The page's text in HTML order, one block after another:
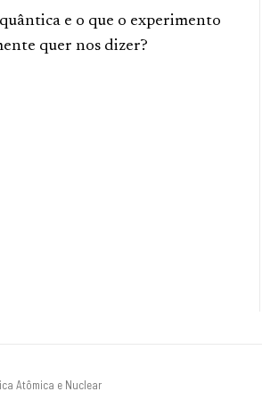
e o que o experimento
quer nos dizer?
Atômica e Nuclear